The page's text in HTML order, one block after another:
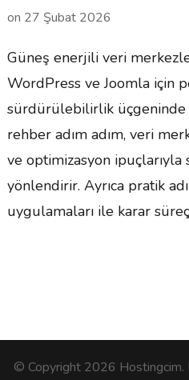
on 27 Şubat 2026
Güneş enerjili veri
WordPress ve Joomla için
sürdürülebilirlik
rehber adım adım, veri
ve optimizasyon
yönlendirir. Ayrıca pratik
uygulamaları ile karar
© Copyright 2026 Hostingcim.